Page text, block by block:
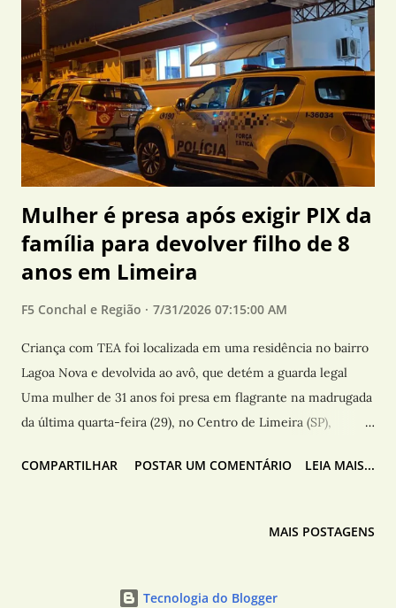
Apenas em junho, foram registrados 108 assassinatos, contra
128 no mesmo mês do ano anterior, representando queda de
15,6%. O número iguala o menor índice já registrado para o
mês, observado em 2020. Os casos de latrocínio, roubo
seguido de morte, também apresentaram redução. No
primeiro semestre, foram 22 ocorrências, ante 27 registradas
no mesmo período do ano ...
Mulher é presa após exigir PIX da
família para devolver filho de 8
anos em Limeira
F5 Conchal e Região 7/31/2026 07:15:00 AM
Criança com TEA foi localizada em uma residência no bairro
Lagoa Nova e devolvida ao avô, que detém a guarda legal
Uma mulher de 31 anos foi presa em flagrante na madrugada
da última quarta-feira (29), no Centro de Limeira (SP),
devolver o filho, de 8 anos, diagnosticado com Transtorno do
entanto, horas depois, familiares passaram a receber
COMPARTILHAR POSTAR UM COMENTÁRIO LEIA MAIS...
MAIS POSTAGENS
Tecnologia do Blogger